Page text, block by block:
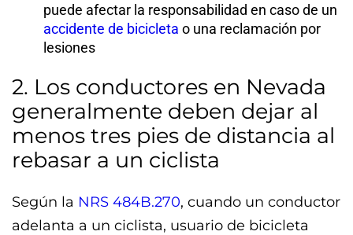
puede afectar la responsabilidad en caso de un
accidente de bicicleta o una reclamación por
lesiones
2. Los conductores en Nevada
generalmente deben dejar al
menos tres pies de distancia al
rebasar a un ciclista
Según la NRS 484B.270, cuando un conductor
adelanta a un ciclista, usuario de bicicleta